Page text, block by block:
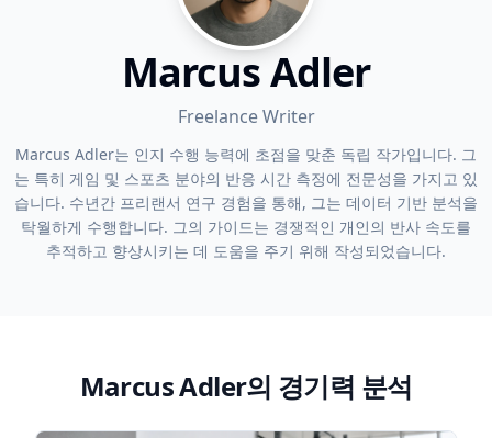
Marcus Adler
Freelance Writer
Marcus Adler는 인지 수행 능력에 초점을 맞춘 독립 작가입니다. 그
는 특히 게임 및 스포츠 분야의 반응 시간 측정에 전문성을 가지고 있
습니다. 수년간 프리랜서 연구 경험을 통해, 그는 데이터 기반 분석을
탁월하게 수행합니다. 그의 가이드는 경쟁적인 개인의 반사 속도를
추적하고 향상시키는 데 도움을 주기 위해 작성되었습니다.
Marcus Adler의 경기력 분석